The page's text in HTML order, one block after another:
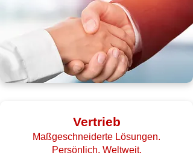
Vertrieb
Maßgeschneiderte Lösungen.
Persönlich. Weltweit.